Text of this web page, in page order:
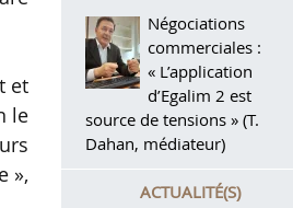
et
le
»,
Négociations
commerciales :
« L’application
d’Egalim 2 est
source de tensions » (T.
Dahan, médiateur)
ACTUALITÉ(S)